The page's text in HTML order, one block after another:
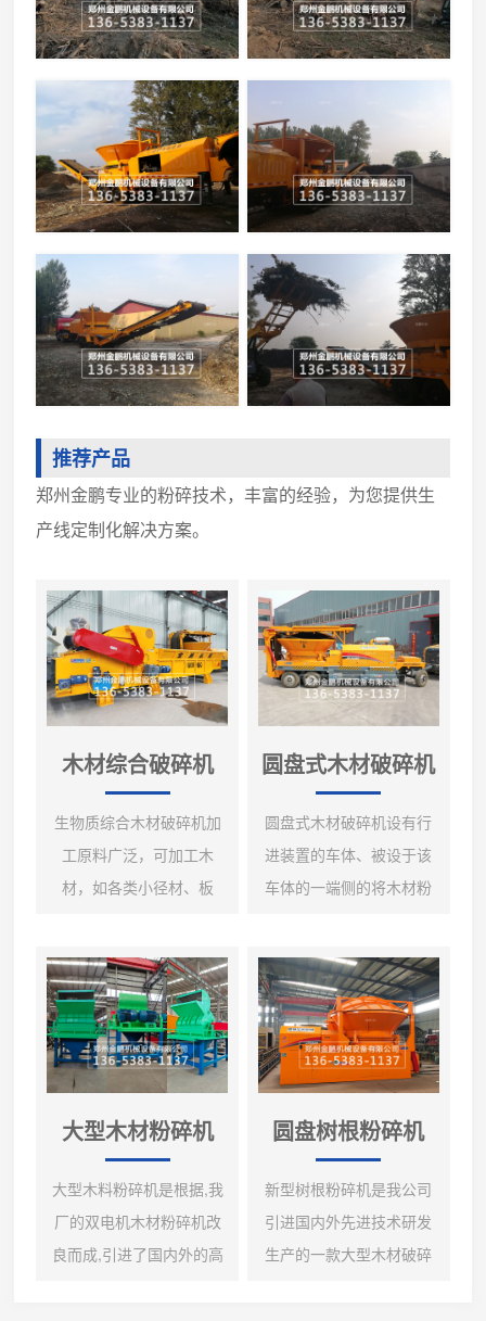
推荐产品
郑州金鹏专业的粉碎技术，丰富的经验，为您提供生
产线定制化解决方案。
木材综合破碎机
生物质综合木材破碎机加
工原料广泛，可加工木
材，如各类小径材、板
模板等，以及各类非木质
原料如各类散装秸秆、棉
柴、芦苇等，适用范围广
泛。本机采用链板式智能
进料，可根据主电机负荷
自动调节进料速度。使机
器满负荷运转避免空载运
行，使进料更加顺畅，大
幅度提高生产能力，是生
物质发电厂的理想设备。
圆盘式木材破碎机
圆盘式木材破碎机设有行
进装置的车体、被设于该
车体的一端侧的将木材粉
碎装置、设于该旋转式破
碎装置的上部的翼片式供
给装置、被从旋转式破碎
装置的下部向车体的行进
方向另一端侧延伸地设置
的将由旋转式破碎装置破
碎了的生物搬出而向外部
排出的搬出装置、被配置
于旋转式破碎装置及搬出
装置之间的驱动行进装
大型木材粉碎机
大型木料粉碎机是根据,我
厂的双电机木材粉碎机改
良而成,引进了国内外的高
圆盘树根粉碎机
新型树根粉碎机是我公司
引进国内外先进技术研发
生产的一款大型木材破碎